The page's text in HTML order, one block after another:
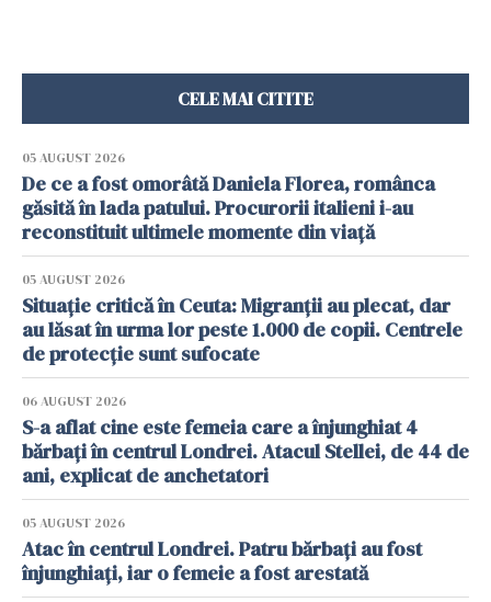
CELE MAI CITITE
05 AUGUST 2026
De ce a fost omorâtă Daniela Florea, românca
găsită în lada patului. Procurorii italieni i-au
reconstituit ultimele momente din viață
05 AUGUST 2026
Situație critică în Ceuta: Migranții au plecat, dar
au lăsat în urma lor peste 1.000 de copii. Centrele
de protecție sunt sufocate
06 AUGUST 2026
S-a aflat cine este femeia care a înjunghiat 4
bărbați în centrul Londrei. Atacul Stellei, de 44 de
ani, explicat de anchetatori
05 AUGUST 2026
Atac în centrul Londrei. Patru bărbați au fost
înjunghiați, iar o femeie a fost arestată